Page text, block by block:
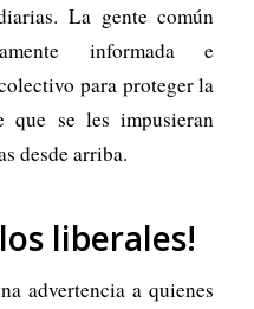
La gente común
informada e
para proteger la
que se les impusieran
desde arriba.
liberales!
advertencia a quienes